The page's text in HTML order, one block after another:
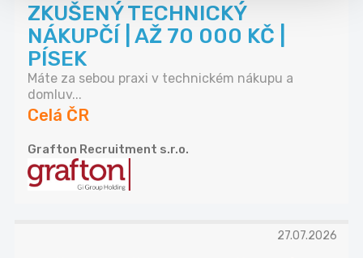
ZKUŠENÝ TECHNICKÝ
NÁKUPČÍ | AŽ 70 000 KČ |
PÍSEK
Máte za sebou praxi v technickém nákupu a
domluv...
Celá ČR
Grafton Recruitment s.r.o.
27.07.2026